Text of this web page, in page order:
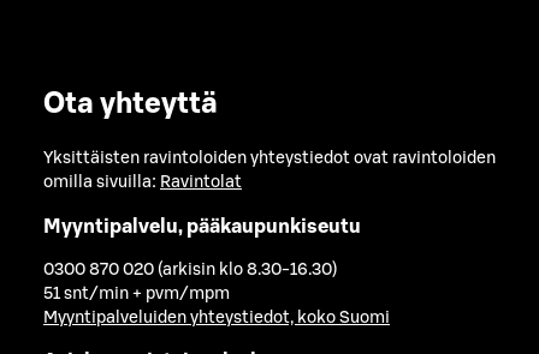
Ota yhteyttä
Yksittäisten ravintoloiden yhteystiedot ovat ravintoloiden
omilla sivuilla: Ravintolat
Myyntipalvelu, pääkaupunkiseutu
0300 870 020 (arkisin klo 8.30-16.30)
51 snt/min + pvm/mpm
Myyntipalveluiden yhteystiedot, koko Suomi